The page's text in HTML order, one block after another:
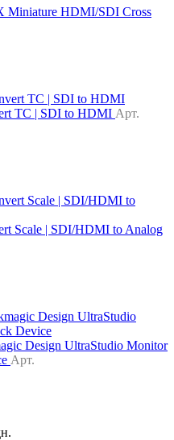
Miniature HDMI/SDI Cross
TC | SDI to HDMI Арт.
Scale | SDI/HDMI to Analog
Design UltraStudio Monitor
Арт.